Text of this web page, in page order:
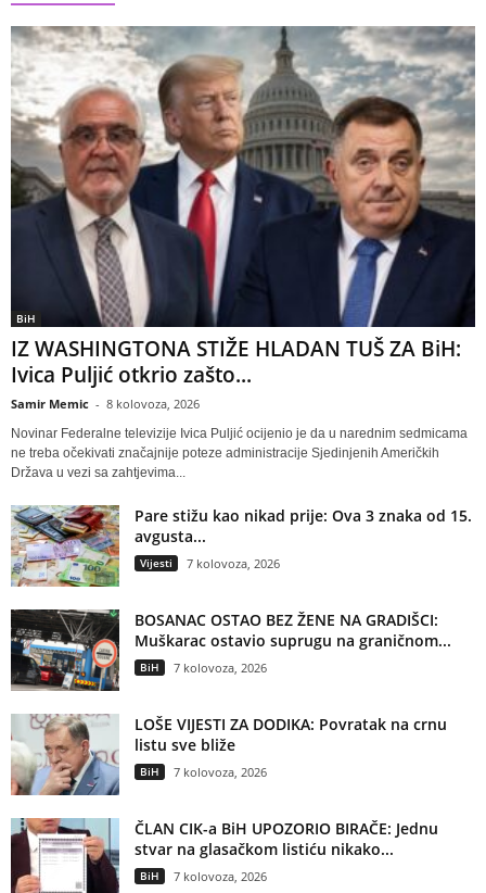
BiH
IZ WASHINGTONA STIŽE HLADAN TUŠ ZA BiH:
Ivica Puljić otkrio zašto...
Samir Memic - 8 kolovoza, 2026
Novinar Federalne televizije Ivica Puljić ocijenio je da u narednim sedmicama
ne treba očekivati značajnije poteze administracije Sjedinjenih Američkih
Država u vezi sa zahtjevima...
Pare stižu kao nikad prije: Ova 3 znaka od 15.
avgusta...
Vijesti 7 kolovoza, 2026
BOSANAC OSTAO BEZ ŽENE NA GRADIŠCI:
Muškarac ostavio suprugu na graničnom...
BiH 7 kolovoza, 2026
LOŠE VIJESTI ZA DODIKA: Povratak na crnu
listu sve bliže
BiH 7 kolovoza, 2026
ČLAN CIK-a BiH UPOZORIO BIRAČE: Jednu
stvar na glasačkom listiću nikako...
BiH 7 kolovoza, 2026